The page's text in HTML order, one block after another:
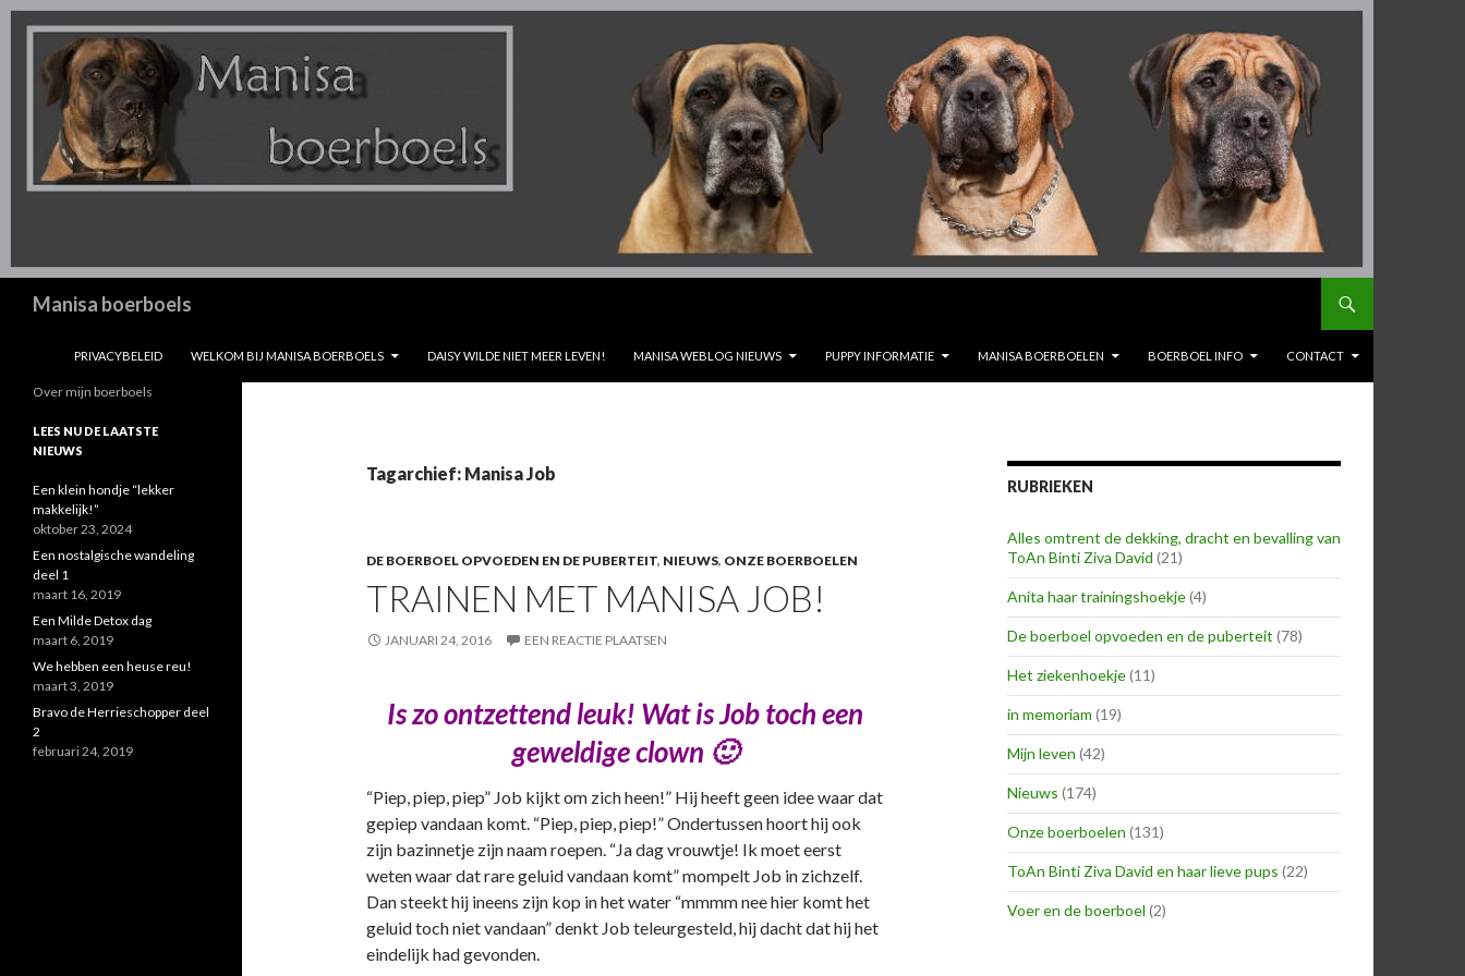
Manisa boerboels
PRIVACYBELEID
WELKOM BIJ MANISA BOERBOELS DAISY WILDE NIET MEER LEVEN! MANISA WEBLOG NIEUWS PUPPY INFORMATIE MANISA BOERBOELEN BOERBOEL INFO CONTACT
Tagarchief: Manisa Job
DE BOERBOEL OPVOEDEN EN DE PUBERTEIT, NIEUWS, ONZE BOERBOELEN
TRAINEN MET MANISA JOB!
JANUARI 24, 2016 EEN REACTIE PLAATSEN
Is zo ontzettend leuk! Wat is Job toch een
geweldige clown 🙂
“Piep, piep, piep” Job kijkt om zich heen!” Hij heeft geen idee waar dat
gepiep vandaan komt. “Piep, piep, piep!” Ondertussen hoort hij ook
zijn bazinnetje zijn naam roepen. “Ja dag vrouwtje! Ik moet eerst
weten waar dat rare geluid vandaan komt” mompelt Job in zichzelf.
Dan steekt hij ineens zijn kop in het water “mmmm nee hier komt het
geluid toch niet vandaan” denkt Job teleurgesteld, hij dacht dat hij het
eindelijk had gevonden.
RUBRIEKEN
Alles omtrent de dekking, dracht en bevalling van
ToAn Binti Ziva David (21)
Anita haar trainingshoekje(4)
De boerboel opvoeden en de puberteit (78)
Het ziekenhoekje(11)
in memoriam (19)
Mijn leven (42)
Nieuws (174)
Onze boerboelen (131)
ToAn Binti Ziva David en haar lieve pups (22)
Voer en de boerboel (2)
Over mijn boerboels
LEES NU DE LAATSTE
NIEUWS
Een klein hondje “lekker
makkelijk!”
oktober 23, 2024
Een nostalgische wandeling
deel 1
maart 16, 2019
Een Milde Detox dag
maart 6, 2019
We hebben een heuse reu!
maart 3, 2019
Bravo de Herrieschopper deel
2
februari 24, 2019